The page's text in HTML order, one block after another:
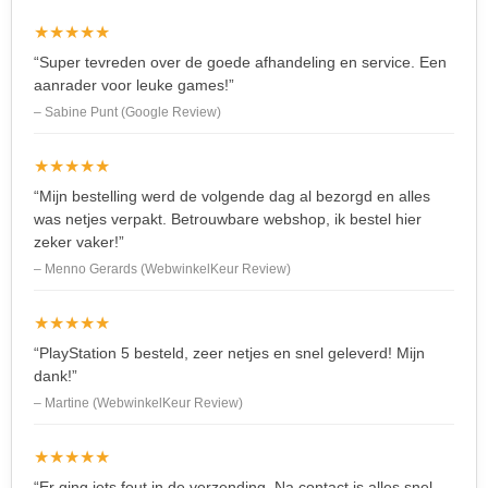
★★★★★
“Super tevreden over de goede afhandeling en service. Een
aanrader voor leuke games!”
– Sabine Punt (Google Review)
★★★★★
“Mijn bestelling werd de volgende dag al bezorgd en alles
was netjes verpakt. Betrouwbare webshop, ik bestel hier
zeker vaker!”
– Menno Gerards (WebwinkelKeur Review)
★★★★★
“PlayStation 5 besteld, zeer netjes en snel geleverd! Mijn
dank!”
– Martine (WebwinkelKeur Review)
★★★★★